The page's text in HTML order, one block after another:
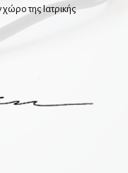
της Ιατρικής